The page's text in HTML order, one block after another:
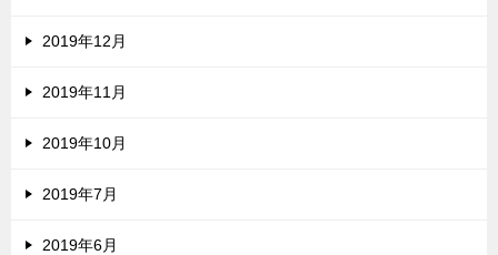
2019年12月
2019年11月
2019年10月
2019年7月
2019年6月